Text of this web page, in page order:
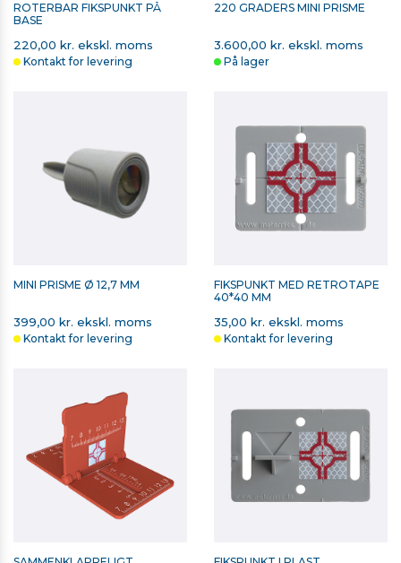
ROTERBAR FIKSPUNKT PÅ
BASE
220,00 kr. ekskl. moms
Kontakt for levering
220 GRADERS MINI PRISME
3.600,00 kr. ekskl. moms
På lager
MINI PRISME Ø 12,7 MM
399,00 kr. ekskl. moms
Kontakt for levering
FIKSPUNKT MED RETROTAPE
40*40 MM
35,00 kr. ekskl. moms
Kontakt for levering